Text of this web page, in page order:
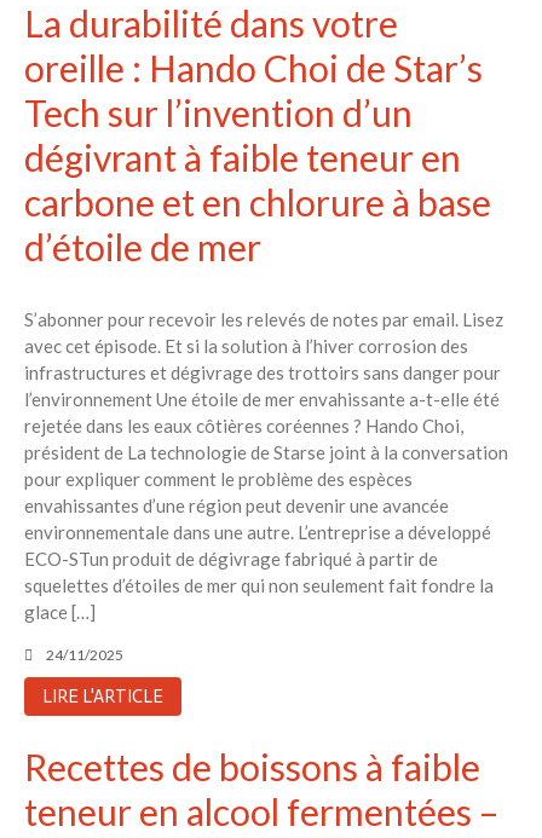
La durabilité dans votre
oreille : Hando Choi de Star’s
Tech sur l’invention d’un
dégivrant à faible teneur en
carbone et en chlorure à base
d’étoile de mer
S’abonner pour recevoir les relevés de notes par email. Lisez
avec cet épisode. Et si la solution à l’hiver corrosion des
infrastructures et dégivrage des trottoirs sans danger pour
l’environnement Une étoile de mer envahissante a-t-elle été
rejetée dans les eaux côtières coréennes ? Hando Choi,
président de La technologie de Starse joint à la conversation
pour expliquer comment le problème des espèces
envahissantes d’une région peut devenir une avancée
environnementale dans une autre. L’entreprise a développé
ECO-STun produit de dégivrage fabriqué à partir de
squelettes d’étoiles de mer qui non seulement fait fondre la
glace […]
24/11/2025
LIRE L'ARTICLE
Recettes de boissons à faible
teneur en alcool fermentées –